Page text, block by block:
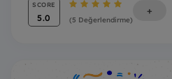
SCORE
5.0 (5 Değerlendirme)
+